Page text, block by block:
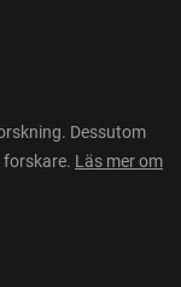
Dessutom
Läs mer om